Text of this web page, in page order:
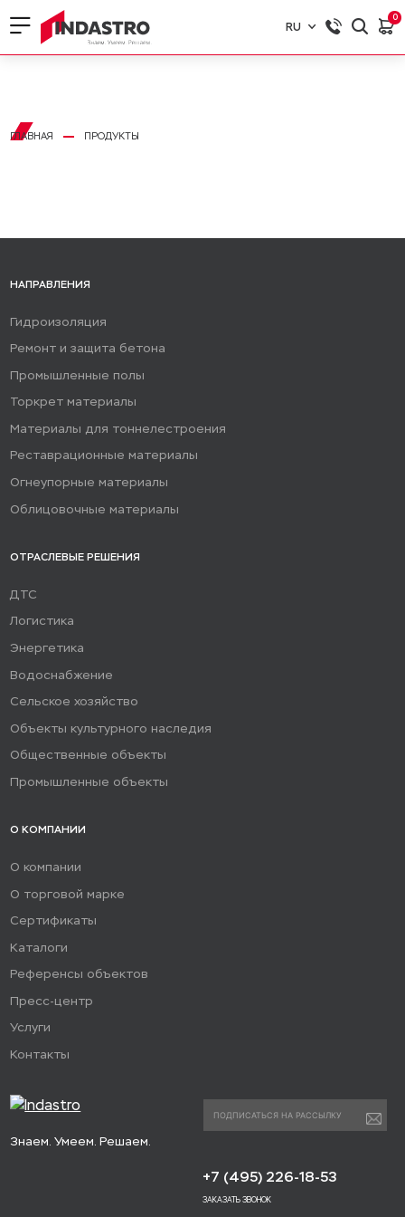
RU
RU
0
ГЛАВНАЯ ПРОДУКТЫ
Знаем. Умеем. Решаем.
НАПРАВЛЕНИЯ
Гидроизоляция
Ремонт и защита бетона
Промышленные полы
Торкрет материалы
Материалы для тоннелестроения
Реставрационные материалы
Огнеупорные материалы
Облицовочные материалы
ОТРАСЛЕВЫЕ РЕШЕНИЯ
ДТС
Логистика
Энергетика
Водоснабжение
Сельское хозяйство
Объекты культурного наследия
Общественные объекты
Промышленные объекты
О КОМПАНИИ
О компании
О торговой марке
Сертификаты
Каталоги
Референсы объектов
Пресс-центр
Услуги
Контакты
+7 (495) 226-18-53
ЗАКАЗАТЬ ЗВОНОК